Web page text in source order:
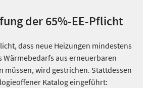
der 65%-EE-Pflicht
dass neue Heizungen mindestens
Wärmebedarfs aus erneuerbaren
müssen, wird gestrichen. Stattdessen
Katalog eingeführt: